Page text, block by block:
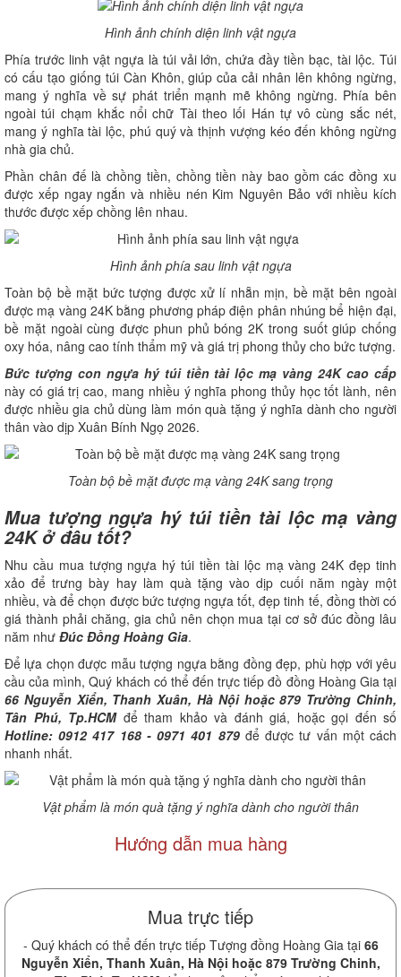
Hình ảnh chính diện linh vật ngựa
Phía trước linh vật ngựa là túi vải lớn, chứa đầy tiền bạc, tài lộc. Túi
có cấu tạo giống túi Càn Khôn, giúp của cải nhân lên không ngừng,
mang ý nghĩa về sự phát triển mạnh mẽ không ngừng. Phía bên
ngoài túi chạm khắc nổi chữ Tài theo lối Hán tự vô cùng sắc nét,
mang ý nghĩa tài lộc, phú quý và thịnh vượng kéo đến không ngừng
nhà gia chủ.
Phần chân đế là chồng tiền, chồng tiền này bao gồm các đồng xu
được xếp ngay ngắn và nhiều nén Kim Nguyên Bảo với nhiều kích
thước được xếp chồng lên nhau.
Hình ảnh phía sau linh vật ngựa
Toàn bộ bề mặt bức tượng được xử lí nhẵn mịn, bề mặt bên ngoài
được mạ vàng 24K bằng phương pháp điện phân nhúng bể hiện đại,
bề mặt ngoài cùng được phun phủ bóng 2K trong suốt giúp chống
oxy hóa, nâng cao tính thẩm mỹ và giá trị phong thủy cho bức tượng.
Bức tượng con ngựa hý túi tiền tài lộc mạ vàng 24K cao cấp
này có giá trị cao, mang nhiều ý nghĩa phong thủy học tốt lành, nên
được nhiều gia chủ dùng làm món quà tặng ý nghĩa dành cho người
thân vào dịp Xuân Bính Ngọ 2026.
Toàn bộ bề mặt được mạ vàng 24K sang trọng
Mua tượng ngựa hý túi tiền tài lộc mạ vàng
24K ở đâu tốt?
Nhu cầu mua tượng ngựa hý túi tiền tài lộc mạ vàng 24K đẹp tinh
xảo để trưng bày hay làm quà tặng vào dịp cuối năm ngày một
nhiều, và để chọn được bức tượng ngựa tốt, đẹp tinh tế, đồng thời có
giá thành phải chăng, gia chủ nên chọn mua tại cơ sở đúc đồng lâu
năm như Đúc Đồng Hoàng Gia.
Để lựa chọn được mẫu tượng ngựa bằng đồng đẹp, phù hợp với yêu
cầu của mình, Quý khách có thể đến trực tiếp đồ đồng Hoàng Gia tại
66 Nguyễn Xiển, Thanh Xuân, Hà Nội hoặc 879 Trường Chinh,
Tân Phú, Tp.HCMđể tham khảo và đánh giá, hoặc gọi đến số
Hotline: 0912 417 168 - 0971 401 879để được tư vấn một cách
nhanh nhất.
Vật phẩm là món quà tặng ý nghĩa dành cho người thân
Hướng dẫn mua hàng
Mua trực tiếp
- Quý khách có thể đến trực tiếp Tượng đồng Hoàng Gia tại 66
Nguyễn Xiển, Thanh Xuân, Hà Nội hoặc 879 Trường Chinh,